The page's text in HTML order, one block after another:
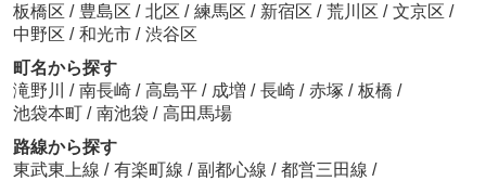
板橋区 / 豊島区 / 北区 / 練馬区 / 新宿区 / 荒川区 / 文京区 /
中野区 / 和光市 / 渋谷区
町名から探す
滝野川 / 南長崎 / 高島平 / 成増 / 長崎 / 赤塚 / 板橋 /
池袋本町 / 南池袋 / 高田馬場
路線から探す
東武東上線 / 有楽町線 / 副都心線 / 都営三田線 /